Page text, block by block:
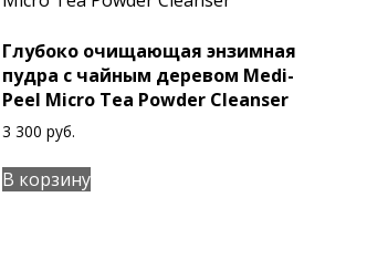
Глубоко очищающая энзимная
пудра с чайным деревом Medi-
Peel Micro Tea Powder Cleanser
3 300 руб.
В корзину